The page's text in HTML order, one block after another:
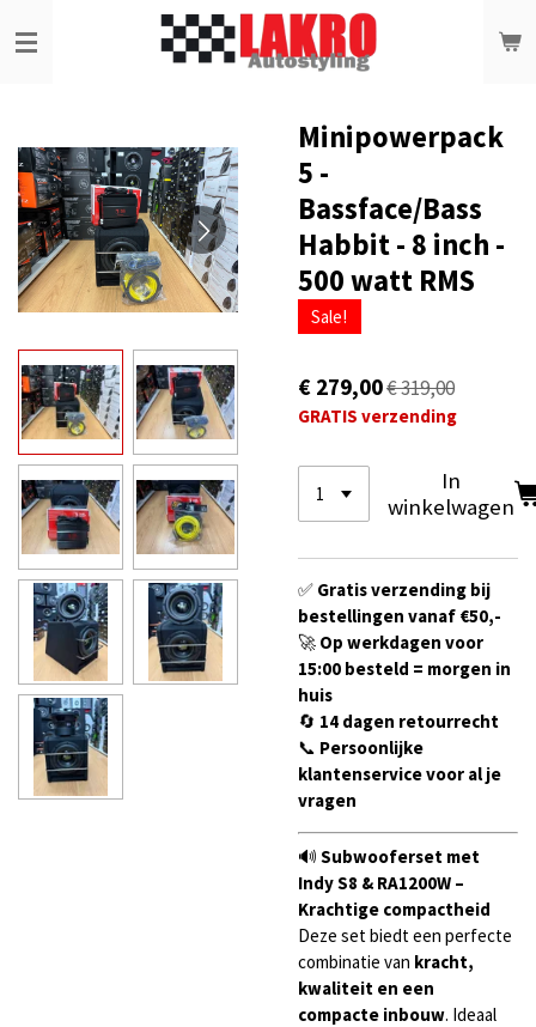
direct
Minipowerpack
5 -
Bassface/Bass
Habbit - 8 inch -
500 watt RMS
Sale!
€ 279,00€ 319,00
GRATIS verzending
In
winkelwagen
✅ Gratis verzending bij
bestellingen vanaf €50,-
🚀 Op werkdagen voor
15:00 besteld = morgen in
huis
🔄 14 dagen retourrecht
📞 Persoonlijke
klantenservice voor al je
vragen
🔊 Subwooferset met
Indy S8 & RA1200W –
Krachtige compactheid
Deze set biedt een perfecte
combinatie van kracht,
kwaliteit en een
compacte inbouw. Ideaal